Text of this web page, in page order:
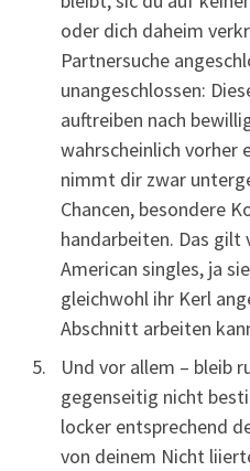
oder dich daheim
Partnersuche
unangeschlossen:
auftreiben nach
wahrscheinlich vorher
nimmt dir zwar
Chancen, besondere
handarbeiten. Das gilt
American singles, ja
gleichwohl ihr Kerl
Abschnitt arbeiten
Und vor allem – bleib
gegenseitig nicht
locker entsprechend
von deinem Nicht